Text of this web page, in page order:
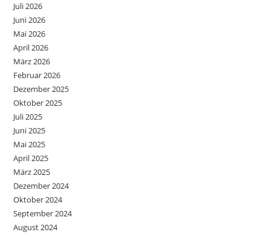
Juli 2026
Juni 2026
Mai 2026
April 2026
März 2026
Februar 2026
Dezember 2025
Oktober 2025
Juli 2025
Juni 2025
Mai 2025
April 2025
März 2025
Dezember 2024
Oktober 2024
September 2024
August 2024